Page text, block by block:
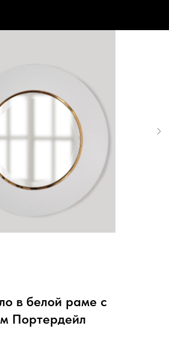
в белой раме с
Портердейл